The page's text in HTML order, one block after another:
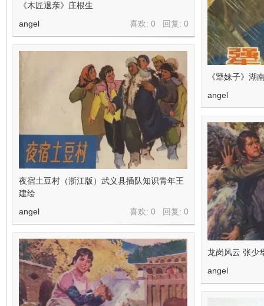
《木匠退亲》庄根生
喜欢: 0 回复: 0
angel
《犟妹子》湖
angel
夜宿土豆村（浙江版）武义县插队知识青年王
建绘
喜欢: 0 回复: 0
angel
龙岗风云 张少
angel